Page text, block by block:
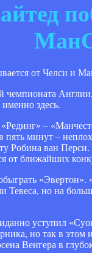
чемпионата
здесь.
–
минут –
ван Перси.
от ближайших
Тевеса, но на
уступил
но так в
Венгера в